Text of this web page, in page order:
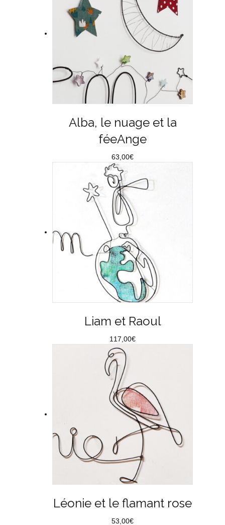
Alba, le nuage et la
féeAnge
63,00€
Liam et Raoul
117,00€
Léonie et le flamant rose
53,00€